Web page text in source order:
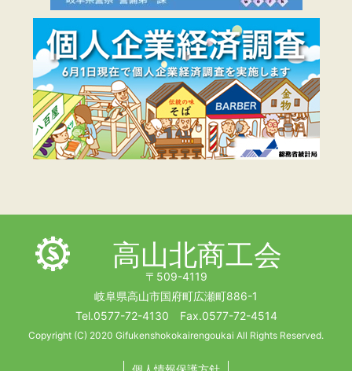
高山北商工会
〒509-4119
岐阜県高山市国府町広瀬町886-1
Tel.0577-72-4130 Fax.0577-72-4514
Copyright (C) 2020 Gifukenshokokairengoukai All Rights Reserved.